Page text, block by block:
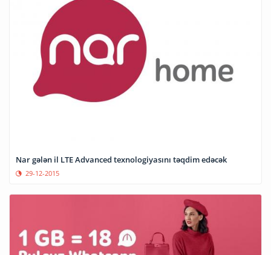
Nar gələn il LTE Advanced texnologiyasını təqdim edəcək
29-12-2015